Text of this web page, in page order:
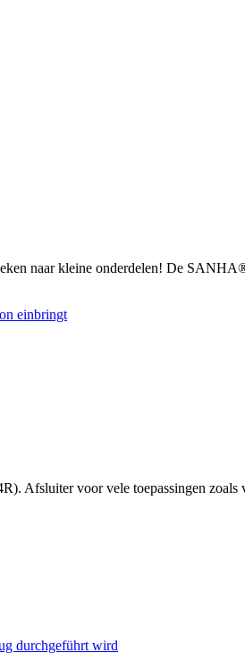
naar kleine onderdelen! De
Afsluiter voor vele toepassingen